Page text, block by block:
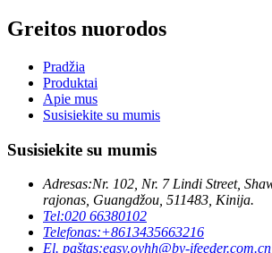
Greitos nuorodos
Pradžia
Produktai
Apie mus
Susisiekite su mumis
Susisiekite su mumis
Adresas:Nr. 102, Nr. 7 Lindi Street,
rajonas, Guangdžou, 511483, Kinija.
Tel:020 66380102
Telefonas:+8613435663216
El. paštas:easy.oyhh@by-ifeeder.com.cn